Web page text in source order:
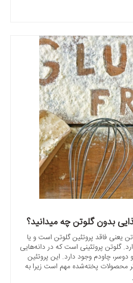
بدون گلوتن چه میدانید؟
فاقد پروتئین گلوتن است و یا
گلوتن پروتئینی است که در دانه‌هایی
چاودم وجود دارد. این پروتئین
محصولات پخته‌شده مهم است زیرا به